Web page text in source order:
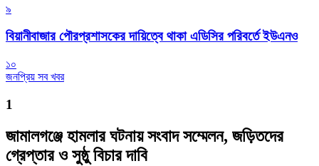
৯
বিয়ানীবাজার পৌরপ্রশাসকের দায়িত্বে থাকা এডিসির পরিবর্তে ইউএনও
১০
জনপ্রিয় সব খবর
1
জামালগঞ্জে হামলার ঘটনায় সংবাদ সম্মেলন, জড়িতদের
গ্রেপ্তার ও সুষ্ঠু বিচার দাবি